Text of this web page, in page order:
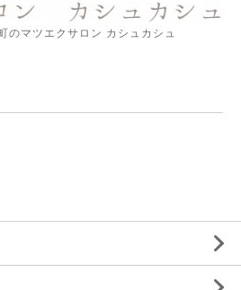
のマツエクサロン カシュカシュ